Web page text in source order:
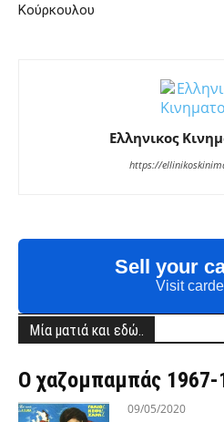
Κούρκουλου
Ελληνικος
https://
Sell your
Visit
Μία ματιά και εδώ..
Ο χαζομπαμπάς 1967-
09/05/2020